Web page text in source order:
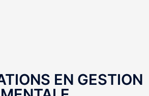
EN GESTION